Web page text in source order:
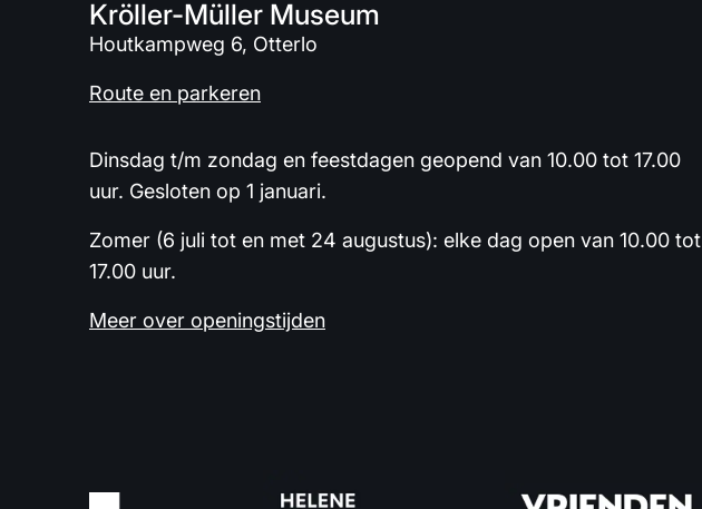
Kröller-Müller Museum
Houtkampweg 6, Otterlo
Route en parkeren
Dinsdag t/m zondag en feestdagen geopend van 10.00 tot 17.00
uur. Gesloten op 1 januari.
Zomer (6 juli tot en met 24 augustus): elke dag open van 10.00 tot
17.00 uur.
Meer over openingstijden